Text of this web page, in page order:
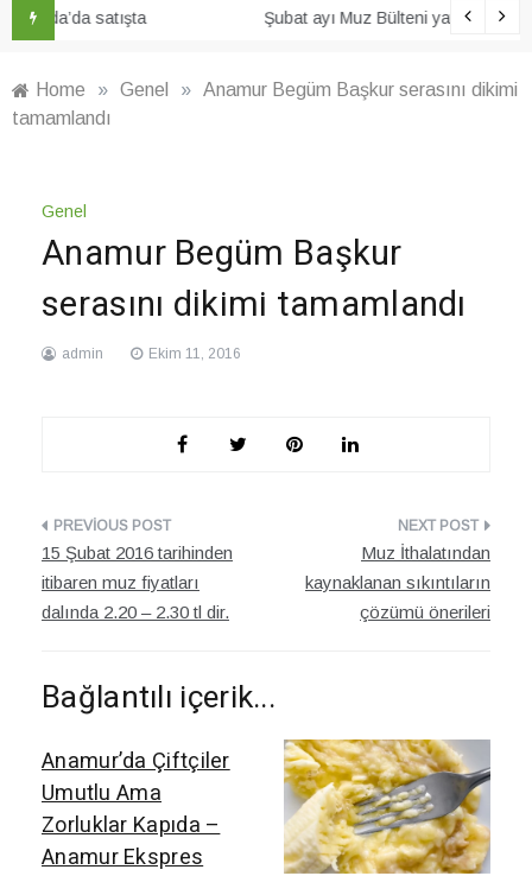
Şubat ayı Muz Bülteni yayınlandı
Home » Genel » Anamur Begüm Başkur serasını dikimi
tamamlandı
Genel
Anamur Begüm Başkur
serasını dikimi tamamlandı
admin Ekim 11, 2016
Yazı
dolaşımı
15 Şubat 2016 tarihinden
itibaren muz fiyatları
dalında 2.20 – 2.30 tl dir.
Muz İthalatından
kaynaklanan sıkıntıların
çözümü önerileri
Bağlantılı içerik...
Anamur’da Çiftçiler
Umutlu Ama
Zorluklar Kapıda –
Anamur Ekspres